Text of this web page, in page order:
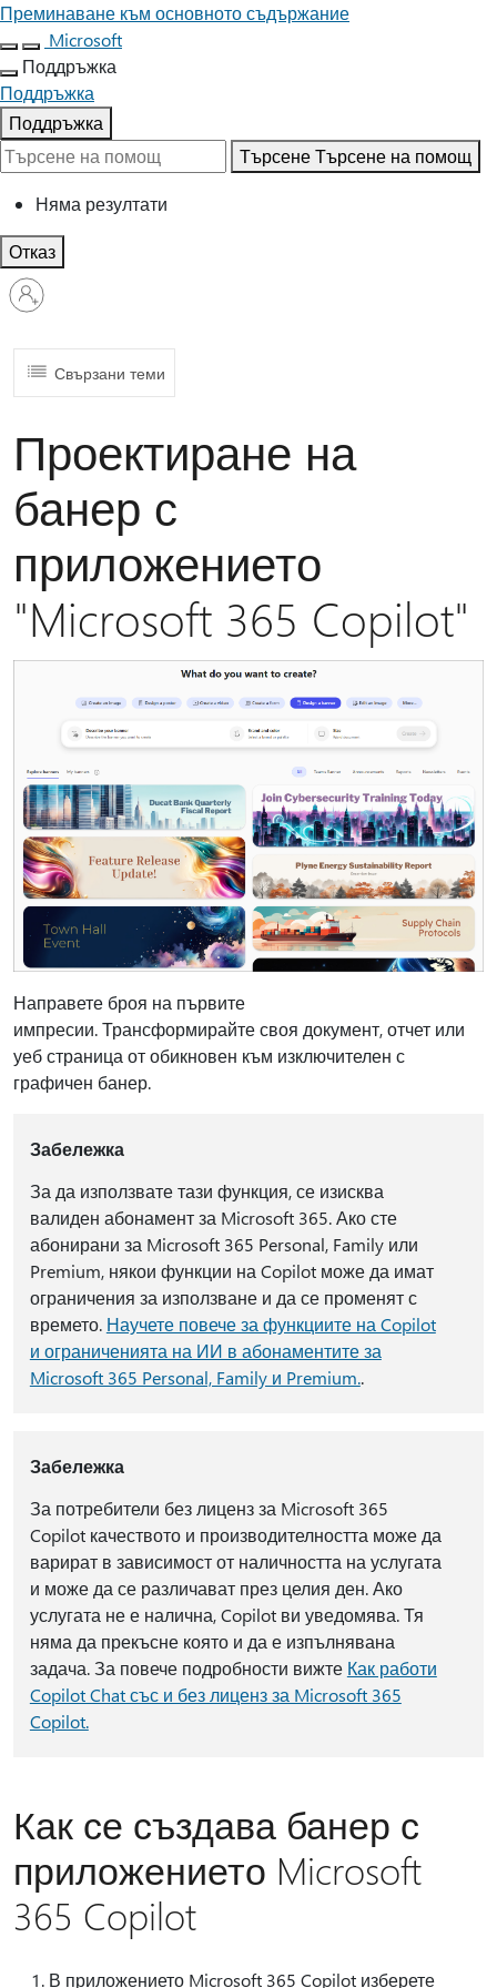
Преминаване към основното съдържание
Microsoft
Поддръжка
Поддръжка
Поддръжка
ТърсенеТърсене на помощ
Няма резултати
Отказ
Влезте
във
акаунт
Свързани теми
Проектиране на
банер с
приложението
"Microsoft 365 Copilot"
Направете броя на първите
импресии. Трансформирайте своя документ, отчет или
уеб страница от обикновен към изключителен с
графичен банер.
Забележка
За да използвате тази функция, се изисква
валиден абонамент за Microsoft 365. Ако сте
абонирани за Microsoft 365 Personal, Family или
Premium, някои функции на Copilot може да имат
ограничения за използване и да се променят с
времето. Научете повече за функциите на Copilot
и ограниченията на ИИ в абонаментите за
Microsoft 365 Personal, Family и Premium..
Забележка
За потребители без лиценз за Microsoft 365
Copilot качеството и производителността може да
варират в зависимост от наличността на услугата
и може да се различават през целия ден. Ако
услугата не е налична, Copilot ви уведомява. Тя
няма да прекъсне която и да е изпълнявана
задача. За повече подробности вижте Как работи
Copilot Chat със и без лиценз за Microsoft 365
Copilot.
Как се създава банер с
приложението Microsoft
365 Copilot
В приложението Microsoft 365 Copilot изберете